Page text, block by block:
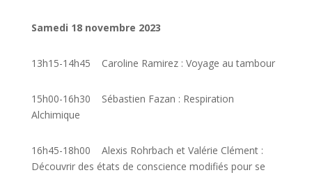
Samedi 18 novembre 2023
13h15-14h45 Caroline Ramirez : Voyage au tambour
15h00-16h30
Sébastien Fazan : Respiration
Alchimique
16h45-18h00
Alexis Rohrbach et Valérie Clément :
Découvrir des états de conscience modifiés pour se